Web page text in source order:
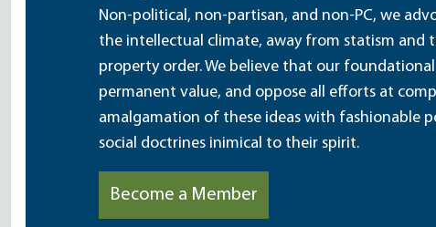
Non-political, non-partisan, and non-PC, we
the intellectual climate, away from statism and
property order. We believe that our
permanent value, and oppose all efforts at
amalgamation of these ideas with fashionable
social doctrines inimical to their spirit.
Become a Member